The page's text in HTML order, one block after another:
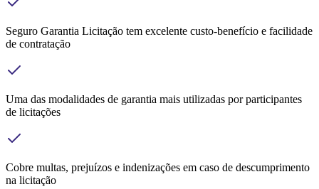
Seguro Garantia Licitação tem excelente custo-benefício e facilidade
de contratação
Uma das modalidades de garantia mais utilizadas por participantes
de licitações
Cobre multas, prejuízos e indenizações em caso de descumprimento
na licitação